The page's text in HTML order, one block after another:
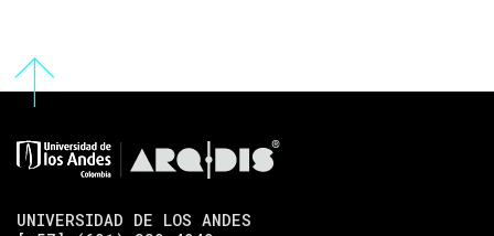
UNIVERSIDAD DE LOS ANDES